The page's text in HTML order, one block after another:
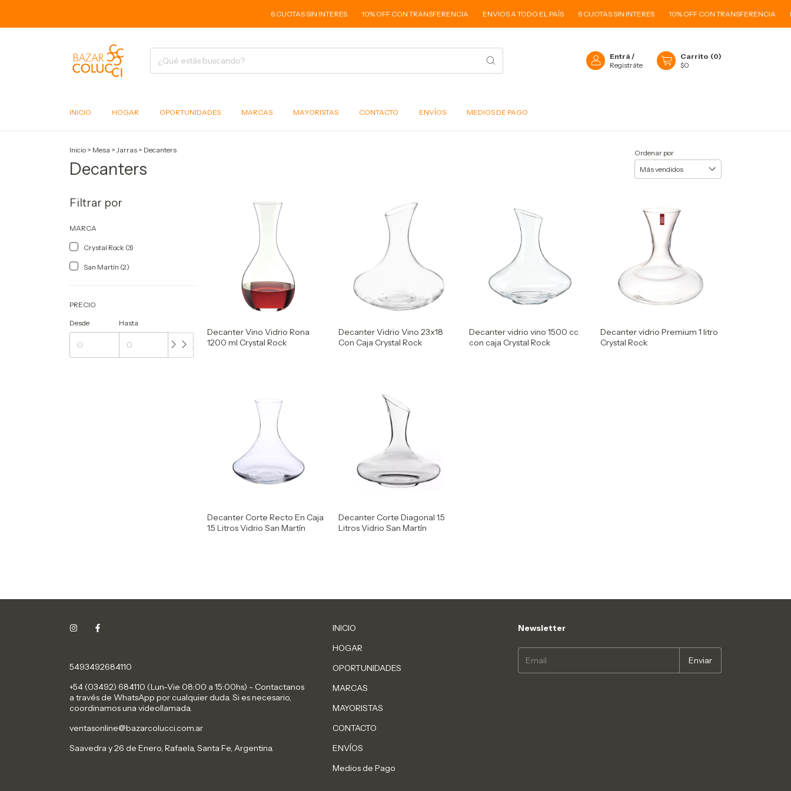
6 CUOTAS SIN INTERES 10% OFF CON TRANSFERENCIA ENVIOS A TODO EL PAÍS 6 CUOTAS SIN INTERES 10% OFF CON TRANSFERENCIA
Entrá /
Registráte
Carrito (0)
$0
INICIO HOGAR OPORTUNIDADES MARCAS MAYORISTAS CONTACTO ENVÍOS MEDIOS DE PAGO
Inicio > Mesa > Jarras > Decanters
Decanters
Ordenar por
Filtrar por
MARCA
Crystal Rock (3)
San Martín (2)
PRECIO
Desde Hasta
Decanter Vino Vidrio Rona
1200 ml Crystal Rock
Decanter Vidrio Vino 23x18
Con Caja Crystal Rock
Decanter vidrio vino 1500 cc
con caja Crystal Rock
Decanter vidrio Premium 1 litro
Crystal Rock
Decanter Corte Recto En Caja
1.5 Litros Vidrio San Martín
Decanter Corte Diagonal 1.5
Litros Vidrio San Martín
5493492684110
+54 (03492) 684110 (Lun-Vie 08:00 a 15:00hs) - Contactanos
a través de WhatsApp por cualquier duda. Si es necesario,
coordinamos una videollamada.
ventasonline@bazarcolucci.com.ar
Saavedra y 26 de Enero, Rafaela, Santa Fe, Argentina.
INICIO
HOGAR
OPORTUNIDADES
MARCAS
MAYORISTAS
CONTACTO
ENVÍOS
Medios de Pago
Newsletter